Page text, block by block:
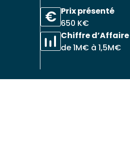
Prix présenté
650 K€
Chiffre d’Affaire
de 1M€ à 1,5M€